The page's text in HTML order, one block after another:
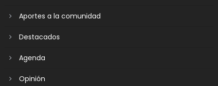
Aportes a la comunidad
Destacados
Agenda
Opinión